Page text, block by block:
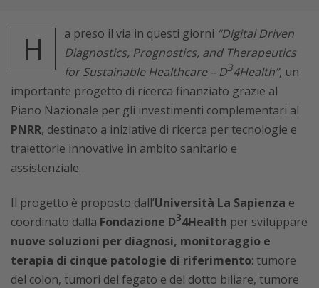
H a preso il via in questi giorni “Digital Driven
Diagnostics, Prognostics, and Therapeutics
for Sustainable Healthcare– D34Health”, un
importante progetto di ricerca finanziato grazie al
Piano Nazionale per gli investimenti complementari al
PNRR, destinato a iniziative di ricerca per tecnologie e
traiettorie innovative in ambito sanitario e
assistenziale.
Il progetto è proposto dall’Università La Sapienza e
coordinato dalla Fondazione D34Health per sviluppare
nuove soluzioni per diagnosi, monitoraggio e
terapia di cinque patologie di riferimento: tumore
del colon, tumori del fegato e del dotto biliare, tumore